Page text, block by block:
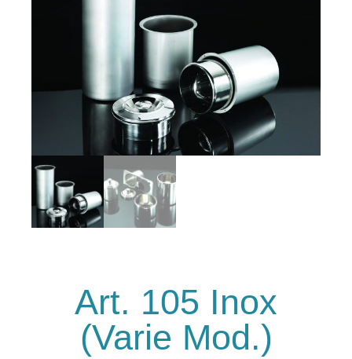
Art. 105 Inox
(varie Mod.)